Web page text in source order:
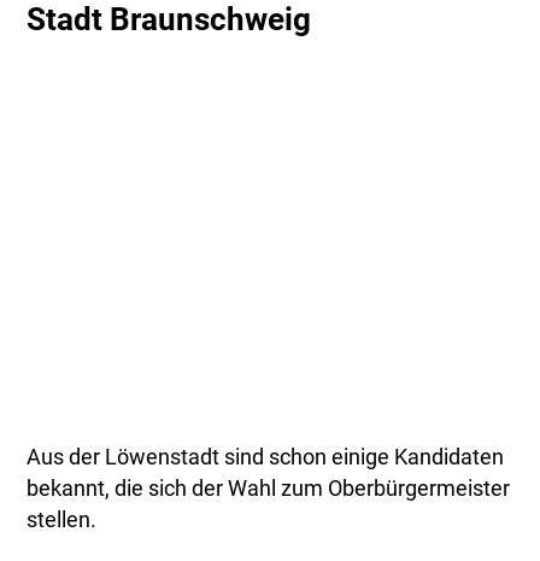
Stadt Braunschweig
Aus der Löwenstadt sind schon einige Kandidaten
bekannt, die sich der Wahl zum Oberbürgermeister
stellen.